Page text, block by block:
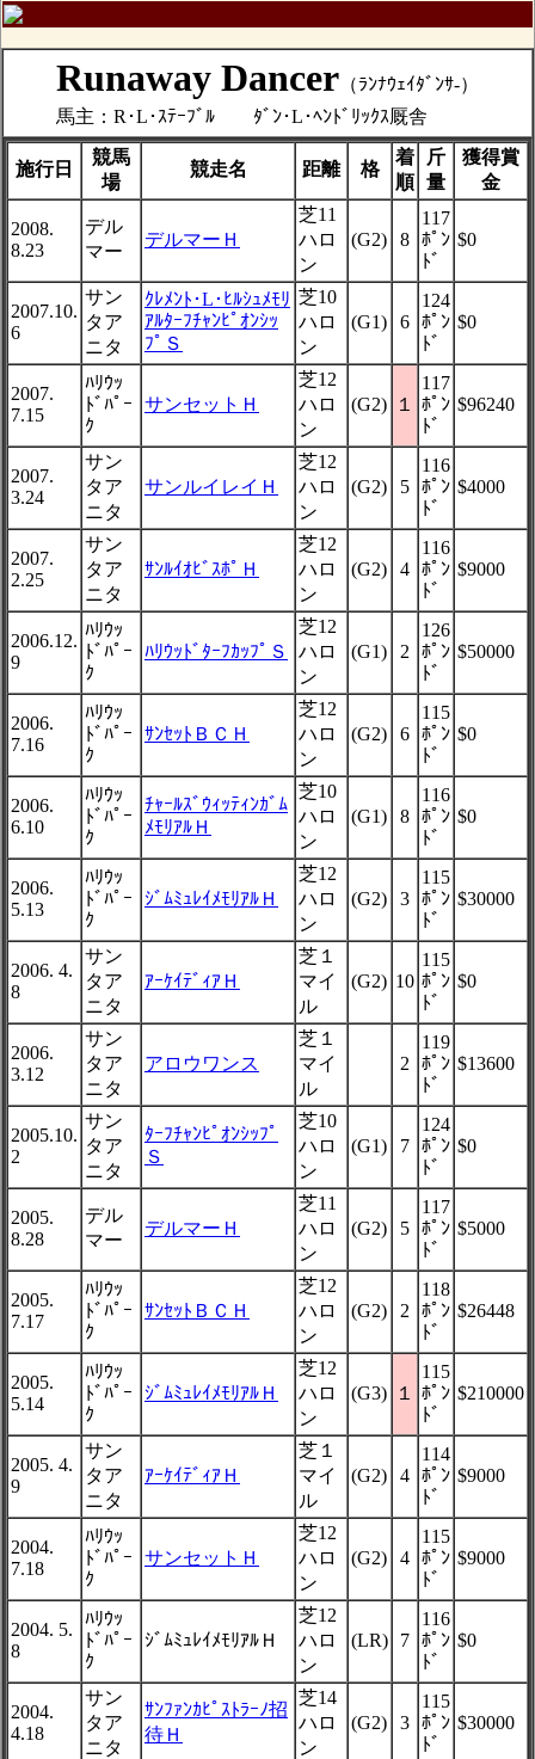
Runaway Dancer （ﾗﾝﾅｳｪｲﾀﾞﾝｻ-）
馬主：R･L･ｽﾃｰﾌﾞﾙ ﾀﾞﾝ･L･ﾍﾝﾄﾞﾘｯｸｽ厩舎
施行日
競馬
場
競走名 距離 格
着
順
斤
量
獲得賞
金
2008.
8.23
デル
マー
デルマーＨ
芝11
ハロ
ン
(G2) 8
117
ﾎﾟﾝ
ﾄﾞ
$0
2007.10.
6
サン
タア
ニタ
ｸﾚﾒﾝﾄ･L･ﾋﾙｼｭﾒﾓﾘ
ｱﾙﾀｰﾌﾁｬﾝﾋﾟｵﾝｼｯ
ﾌﾟＳ
芝10
ハロ
ン
(G1) 6
124
ﾎﾟﾝ
ﾄﾞ
$0
2007.
7.15
ﾊﾘｳｯ
ﾄﾞﾊﾟｰ
ｸ
サンセットＨ
芝12
ハロ
ン
(G2) １
117
ﾎﾟﾝ
ﾄﾞ
$96240
2007.
3.24
サン
タア
ニタ
サンルイレイＨ
芝12
ハロ
ン
(G2) 5
116
ﾎﾟﾝ
ﾄﾞ
$4000
2007.
2.25
サン
タア
ニタ
ｻﾝﾙｲｵﾋﾞｽﾎﾟＨ
芝12
ハロ
ン
(G2) 4
116
ﾎﾟﾝ
ﾄﾞ
$9000
2006.12.
9
ﾊﾘｳｯ
ﾄﾞﾊﾟｰ
ｸ
ﾊﾘｳｯﾄﾞﾀｰﾌｶｯﾌﾟＳ
芝12
ハロ
ン
(G1) 2
126
ﾎﾟﾝ
ﾄﾞ
$50000
2006.
7.16
ﾊﾘｳｯ
ﾄﾞﾊﾟｰ
ｸ
ｻﾝｾｯﾄＢＣＨ
芝12
ハロ
ン
(G2) 6
115
ﾎﾟﾝ
ﾄﾞ
$0
2006.
6.10
ﾊﾘｳｯ
ﾄﾞﾊﾟｰ
ｸ
ﾁｬｰﾙｽﾞｳｨｯﾃｨﾝｶﾞﾑ
ﾒﾓﾘｱﾙＨ
芝10
ハロ
ン
(G1) 8
116
ﾎﾟﾝ
ﾄﾞ
$0
2006.
5.13
ﾊﾘｳｯ
ﾄﾞﾊﾟｰ
ｸ
ｼﾞﾑﾐｭﾚｲﾒﾓﾘｱﾙＨ
芝12
ハロ
ン
(G2) 3
115
ﾎﾟﾝ
ﾄﾞ
$30000
2006. 4.
8
サン
タア
ニタ
ｱｰｹｲﾃﾞｨｱＨ
芝１
マイ
ル
(G2) 10
115
ﾎﾟﾝ
ﾄﾞ
$0
2006.
3.12
サン
タア
ニタ
アロウワンス
芝１
マイ
ル
2
119
ﾎﾟﾝ
ﾄﾞ
$13600
2005.10.
2
サン
タア
ニタ
ﾀｰﾌﾁｬﾝﾋﾟｵﾝｼｯﾌﾟ
Ｓ
芝10
ハロ
ン
(G1) 7
124
ﾎﾟﾝ
ﾄﾞ
$0
2005.
8.28
デル
マー
デルマーＨ
芝11
ハロ
ン
(G2) 5
117
ﾎﾟﾝ
ﾄﾞ
$5000
2005.
7.17
ﾊﾘｳｯ
ﾄﾞﾊﾟｰ
ｸ
ｻﾝｾｯﾄＢＣＨ
芝12
ハロ
ン
(G2) 2
118
ﾎﾟﾝ
ﾄﾞ
$26448
2005.
5.14
ﾊﾘｳｯ
ﾄﾞﾊﾟｰ
ｸ
ｼﾞﾑﾐｭﾚｲﾒﾓﾘｱﾙＨ
芝12
ハロ
ン
(G3) １
115
ﾎﾟﾝ
ﾄﾞ
$210000
2005. 4.
9
サン
タア
ニタ
ｱｰｹｲﾃﾞｨｱＨ
芝１
マイ
ル
(G2) 4
114
ﾎﾟﾝ
ﾄﾞ
$9000
2004.
7.18
ﾊﾘｳｯ
ﾄﾞﾊﾟｰ
ｸ
サンセットＨ
芝12
ハロ
ン
(G2) 4
115
ﾎﾟﾝ
ﾄﾞ
$9000
2004. 5.
8
ﾊﾘｳｯ
ﾄﾞﾊﾟｰ
ｸ
ｼﾞﾑﾐｭﾚｲﾒﾓﾘｱﾙＨ
芝12
ハロ
ン
(LR) 7
116
ﾎﾟﾝ
ﾄﾞ
$0
2004.
4.18
サン
タア
ニタ
ｻﾝﾌｧﾝｶﾋﾟｽﾄﾗｰﾉ招
待Ｈ
芝14
ハロ
ン
(G2) 3
115
ﾎﾟﾝ
ﾄﾞ
$30000